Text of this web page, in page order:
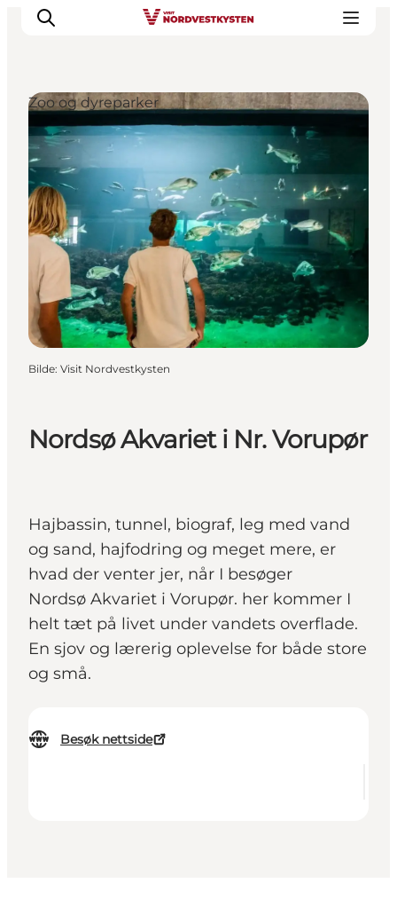
Byer og steder
Inspirasjon
Events
Overnatting
Planlegg ferien
Nordsø Akvariet i Nr. Vorupør
Hajbassin, tunnel, biograf, leg med vand
og sand, hajfodring og meget mere, er
hvad der venter jer, når I besøger
Nordsø Akvariet i Vorupør. her kommer I
helt tæt på livet under vandets overflade.
En sjov og lærerig oplevelse for både store
og små.
Besøk nettside
Zoo og dyreparker
Bilde: Visit Nordvestkysten